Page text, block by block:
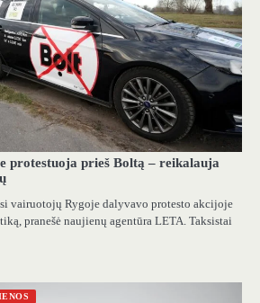
protestuoja prieš Boltą – reikalauja
vairuotojų Rygoje dalyvavo protesto akcijoje
pranešė naujienų agentūra LETA. Taksistai